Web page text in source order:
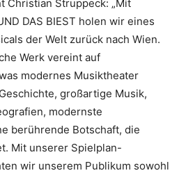
Christian Struppeck: „Mit
DAS BIEST holen wir eines
der Welt zurück nach Wien.
Werk vereint auf
modernes Musiktheater
großartige Musik,
modernste
berührende Botschaft, die
Mit unserer Spielplan-
wir unserem Publikum sowohl